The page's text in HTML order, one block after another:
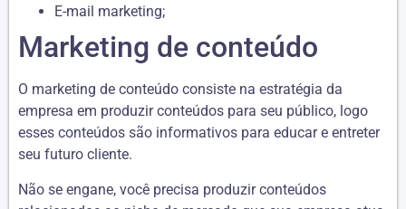
E-mail marketing;
Marketing de conteúdo
O marketing de conteúdo consiste na estratégia da
empresa em produzir conteúdos para seu público, logo
esses conteúdos são informativos para educar e entreter
seu futuro cliente.
Não se engane, você precisa produzir conteúdos